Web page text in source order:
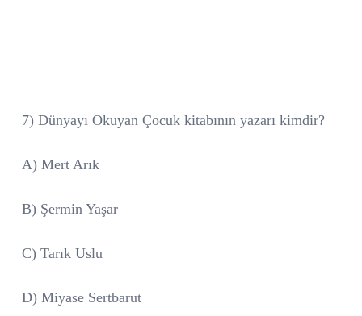
7) Dünyayı Okuyan Çocuk kitabının yazarı kimdir?
A) Mert Arık
B) Şermin Yaşar
C) Tarık Uslu
D) Miyase Sertbarut